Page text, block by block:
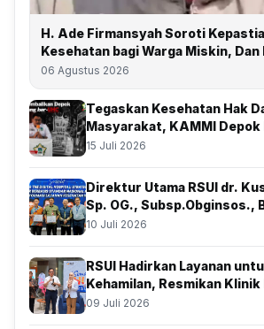
H. Ade Firmansyah Soroti
Kesehatan bagi Warga Miskin,
Depok Kembali Raih Predikat UHC
06 Agustus 2026
Tegaskan Kesehatan Hak
Masyarakat, KAMMI
15 Juli 2026
Direktur Utama RSUI dr.
Sp. OG., Subsp.Obginsos.,
Atas Kolaborasi Bersama
10 Juli 2026
RSUI Hadirkan Layanan
Kehamilan, Resmikan
09 Juli 2026